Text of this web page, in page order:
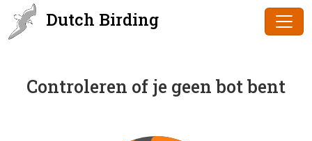
Dutch Birding
Controleren of je geen bot bent